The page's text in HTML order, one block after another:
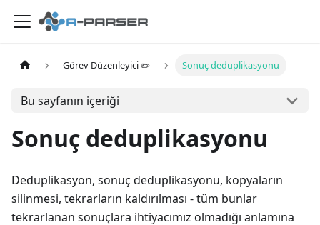
Görev Düzenleyici ✏️ Sonuç deduplikasyonu
Bu sayfanın içeriği
Sonuç deduplikasyonu
Deduplikasyon, sonuç deduplikasyonu, kopyaların
silinmesi, tekrarların kaldırılması - tüm bunlar
tekrarlanan sonuçlara ihtiyacımız olmadığı anlamına